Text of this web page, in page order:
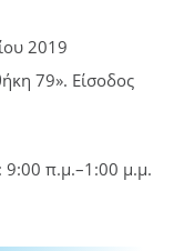
2019
79». Είσοδος
9:00 π.μ.–1:00 μ.μ.